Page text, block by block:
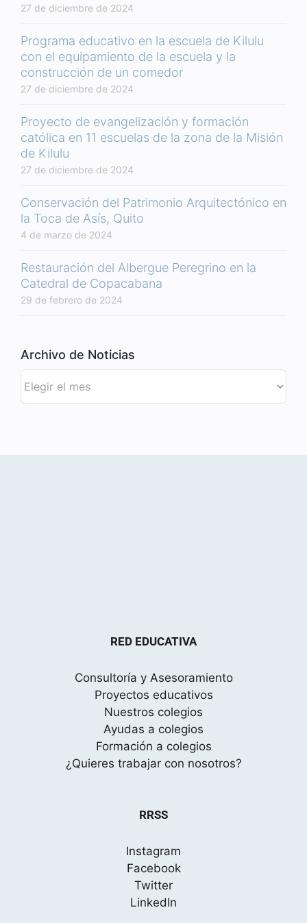
27 de diciembre de 2024
Programa educativo en la escuela de Kilulu
con el equipamiento de la escuela y la
construcción de un comedor
27 de diciembre de 2024
Proyecto de evangelización y formación
católica en 11 escuelas de la zona de la Misión
de Kilulu
27 de diciembre de 2024
Conservación del Patrimonio Arquitectónico en
la Toca de Asís, Quito
4 de marzo de 2024
Restauración del Albergue Peregrino en la
Catedral de Copacabana
29 de febrero de 2024
Archivo de Noticias
de
RED EDUCATIVA
Consultoría y Asesoramiento
Proyectos educativos
Nuestros colegios
Ayudas a colegios
Formación a colegios
¿Quieres trabajar con nosotros?
RRSS
Instagram
Facebook
Twitter
LinkedIn